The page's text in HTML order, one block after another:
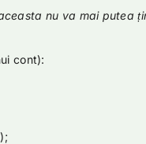
nu va mai putea
cont):